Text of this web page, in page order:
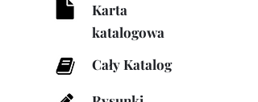
Karta
katalogowa
Cały Katalog